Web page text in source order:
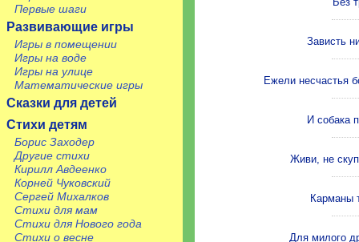
Первые шаги
Развивающие игры
Игры в помещении
Игры на воде
Игры на улице
Математические игры
Сказки для детей
Стихи детям
Борис Заходер
Другие стихи
Кирилл Авдеенко
Корней Чуковский
Сергей Михалков
Стихи для мам
Стихи для Нового года
Стихи о весне
Зависть
Ежели несчастья
И собака
Живи, не
Карманы
Для милого